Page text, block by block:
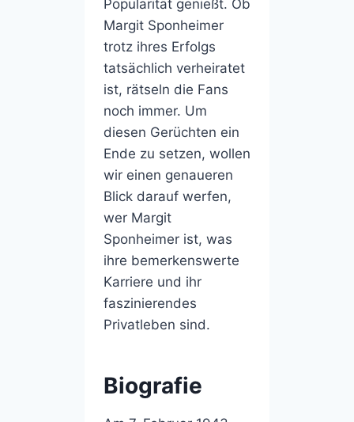
Popularität genießt. Ob
Margit Sponheimer
trotz ihres Erfolgs
tatsächlich verheiratet
ist, rätseln die Fans
noch immer. Um
diesen Gerüchten ein
Ende zu setzen, wollen
wir einen genaueren
Blick darauf werfen,
wer Margit
Sponheimer ist, was
ihre bemerkenswerte
Karriere und ihr
faszinierendes
Privatleben sind.
Biografie